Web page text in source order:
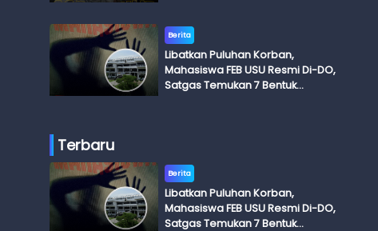
Berita
Libatkan Puluhan Korban,
Mahasiswa FEB USU Resmi Di-DO,
Satgas Temukan 7 Bentuk
Terbaru
Berita
Libatkan Puluhan Korban,
Mahasiswa FEB USU Resmi Di-DO,
Satgas Temukan 7 Bentuk